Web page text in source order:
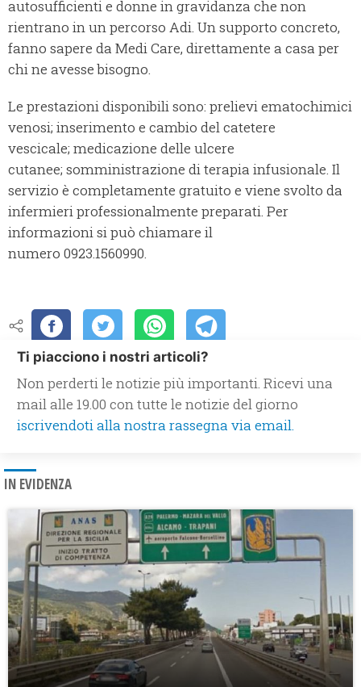
autosufficienti e donne in gravidanza che non
rientrano in un percorso Adi. Un supporto concreto,
fanno sapere da Medi Care, direttamente a casa per
chi ne avesse bisogno.
Le prestazioni disponibili sono: prelievi ematochimici
venosi; inserimento e cambio del catetere
vescicale; medicazione delle ulcere
cutanee; somministrazione di terapia infusionale. Il
servizio è completamente gratuito e viene svolto da
infermieri professionalmente preparati. Per
informazioni si può chiamare il
numero 0923.1560990.
Ti piacciono i nostri articoli?
Non perderti le notizie più importanti. Ricevi una
mail alle 19.00 con tutte le notizie del giorno
iscrivendoti alla nostra rassegna via email.
IN EVIDENZA